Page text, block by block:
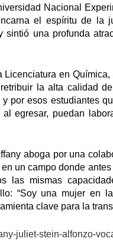
Nacional
el espíritu de la
sintió una profunda
en
la alta calidad
por esos estudiantes
egresar, puedan
aboga por una
un campo donde
las mismas
“Soy una mujer en
clave para la
juliet-stein-alfonzo-